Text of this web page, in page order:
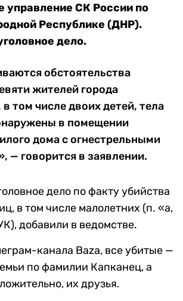
управление СК России по
Республике (ДНР).
дело.
обстоятельства
жителей города
том числе двоих детей, тела
в помещении
дома с огнестрельными
— говорится в заявлении.
дело по факту убийства
в том числе малолетних (п. «а,
добавили в ведомстве.
канала Baza, все убитые —
по фамилии Капканец, а
их друзья.